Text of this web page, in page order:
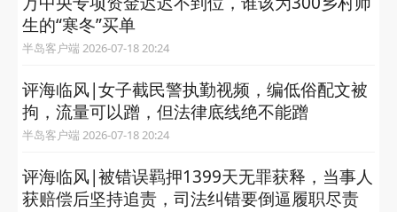
生的“寒冬”买单
半岛客户端 2026-07-18 20:24
评海临风|女子截民警执勤视频，编低俗配文被
拘，流量可以蹭，但法律底线绝不能蹭
半岛客户端 2026-07-18 20:24
评海临风|被错误羁押1399天无罪获释，当事人
获赔偿后坚持追责，司法纠错要倒逼履职尽责